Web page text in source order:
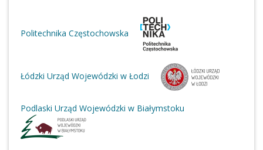
Politechnika Częstochowska
Łódzki Urząd Wojewódzki w Łodzi
Podlaski Urząd Wojewódzki w Białymstoku